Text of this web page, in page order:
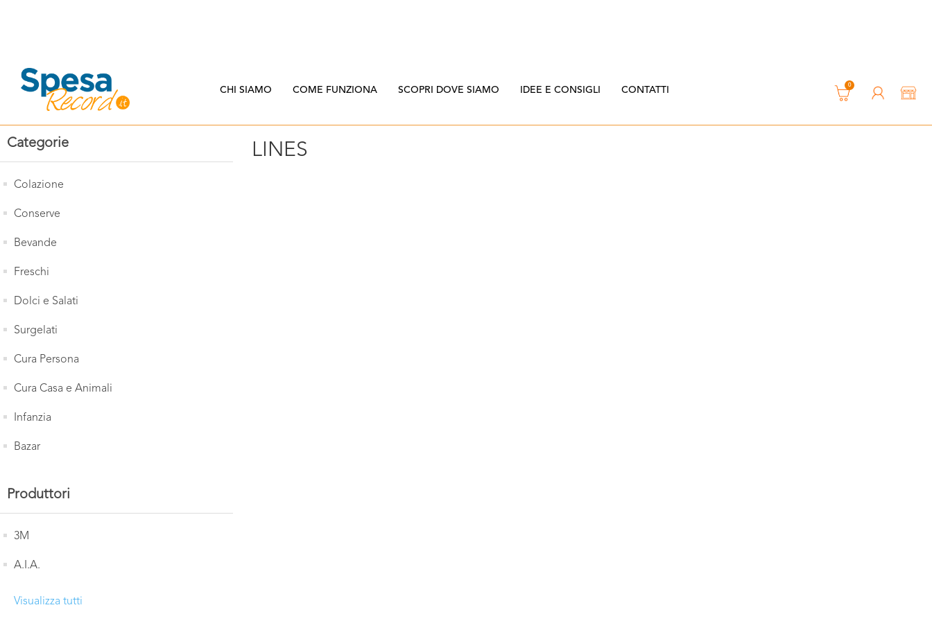
CHI SIAMO COME FUNZIONA SCOPRI DOVE SIAMO IDEE E CONSIGLI CONTATTI 0
Categorie
Colazione
Conserve
Bevande
Freschi
Dolci e Salati
Surgelati
Cura Persona
Cura Casa e Animali
Infanzia
Bazar
Produttori
3M
A.I.A.
Visualizza tutti
LINES